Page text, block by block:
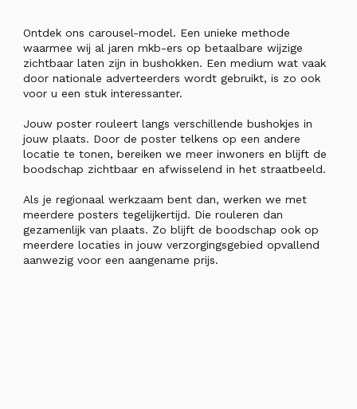
Ontdek ons carousel-model. Een unieke methode
waarmee wij al jaren mkb-ers op betaalbare wijzige
zichtbaar laten zijn in bushokken. Een medium wat vaak
door nationale adverteerders wordt gebruikt, is zo ook
voor u een stuk interessanter.
Jouw poster rouleert langs verschillende bushokjes in
jouw plaats. Door de poster telkens op een andere
locatie te tonen, bereiken we meer inwoners en blijft de
boodschap zichtbaar en afwisselend in het straatbeeld.
Als je regionaal werkzaam bent dan, werken we met
meerdere posters tegelijkertijd. Die rouleren dan
gezamenlijk van plaats. Zo blijft de boodschap ook op
meerdere locaties in jouw verzorgingsgebied opvallend
aanwezig voor een aangename prijs.